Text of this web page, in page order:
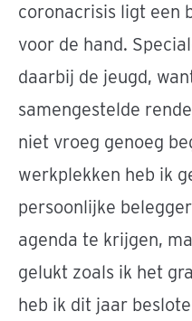
coronacrisis ligt een
voor de hand.
daarbij de jeugd,
samengestelde
niet vroeg genoeg
werkplekken heb ik
persoonlijke
agenda te krijgen,
gelukt zoals ik het
heb ik dit jaar